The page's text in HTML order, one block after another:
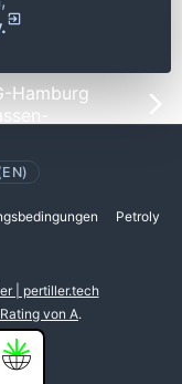
Hamburg
Petroly
| pertiller.tech
von A.